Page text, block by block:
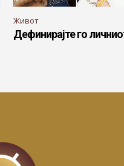
Живот
Дефинирајте го